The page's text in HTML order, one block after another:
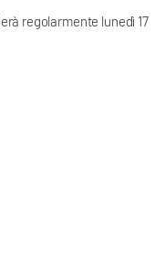
regolarmente lunedì 17